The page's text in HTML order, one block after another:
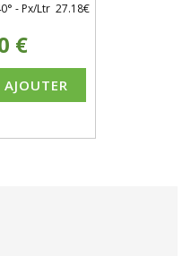
- Px/Ltr 27.18€
€
AJOUTER